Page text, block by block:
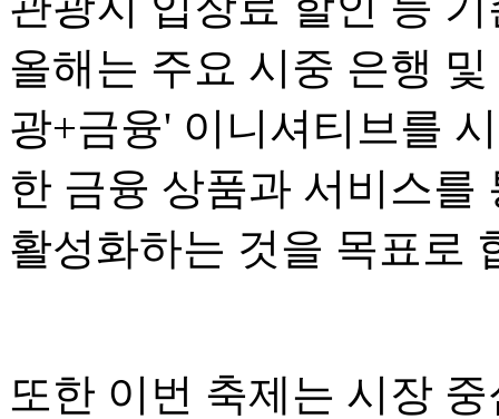
올해는 주요 시중 은행
광+금융' 이니셔티브를
한 금융 상품과 서비스를
활성화하는 것을 목표로
또한 이번 축제는 시장